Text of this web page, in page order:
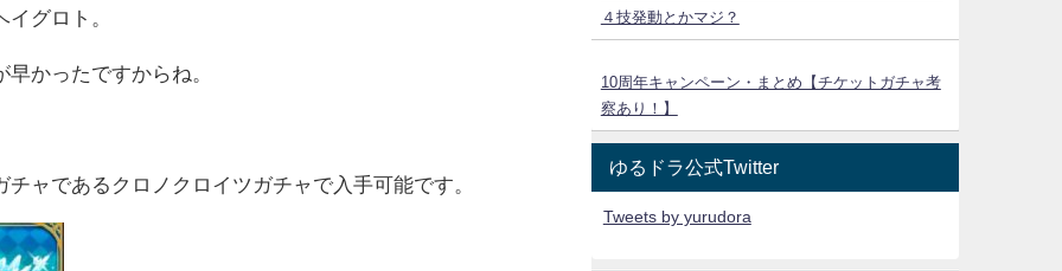
グロト。
かったですからね。
ャであるクロノクロイツガチャで入手可能です。
４技発動とかマジ？
10周年キャンペーン・まとめ【チケットガチャ考
察あり！】
ゆるドラ公式Twitter
Tweets by yurudora